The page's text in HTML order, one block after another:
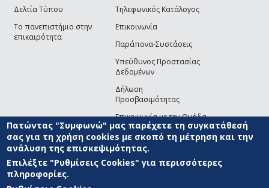
Δελτία Τύπου
Το πανεπιστήμιο στην
επικαιρότητα
Τηλεφωνικός Κατάλογος
Επικοινωνία
Παράπονα-Συστάσεις
Υπεύθυνος Προστασίας
Δεδομένων
Δήλωση
Προσβασιμότητας
Επικοινωνία με την Ομάδα
Ανάπτυξης του site(link sends e-mail)
© ΠΑΝΕΠΙΣΤΗΜΙΟ ΑΙΓΑΙΟΥ ΟΡΟΙ ΧΡΗΣΗΣ
ΑΝΑΠΤΥΞΗΣ
Πατώντας "Συμφωνώ" μας παρέχετε τη συγκατάθεσή
σας για τη χρήση cookies με σκοπό τη μέτρηση και την
ανάλυση της επισκεψιμότητας.
Επιλέξτε "Ρυθμίσεις Cookies" για περισσότερες
πληροφορίες.